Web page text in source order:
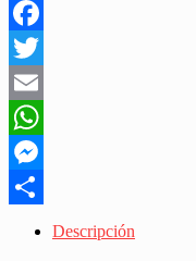
Facebook
Twitter
Email
WhatsApp
Messenger
Descripción